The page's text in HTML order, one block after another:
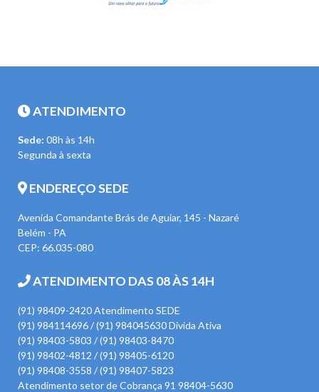
ATENDIMENTO
Sede: 08h às 14h
Segunda à sexta
ENDEREÇO SEDE
Avenida Comandante Brás de Aguiar, 145 - Nazaré
Belém - PA
CEP: 66.035-080
ATENDIMENTO DAS 08 ÀS 14H
(91) 98409-2420 Atendimento SEDE
(91) 984114696 / (91) 984045630 Divida Ativa
(91) 98403-5803 / (91) 98403-8470
(91) 98402-4812 / (91) 98405-6120
(91) 98408-3558 / (91) 98407-5823
Atendimento setor de Cobrança 91 98404-5630